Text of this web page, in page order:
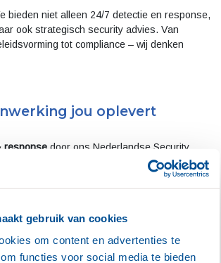
gebruik van cookies
om content en advertenties te
functies voor social media te bieden
bieden niet alleen 24/7 detectie en response,
ook strategisch security advies. Van
tot compliance – wij denken
jou oplevert
response door ons Nederlandse Security
(SOC)
detection
met een sterke focus op Microsoft
die jij je klanten kan aanbieden
die met je meedenkt op het gebied